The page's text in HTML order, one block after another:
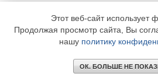
Этот веб-сайт использует
Продолжая просмотр сайта, Вы
нашу политику
ОК. БОЛЬШЕ НЕ